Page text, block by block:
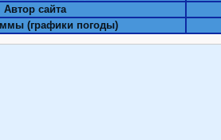
Автор сайта
(графики погоды)